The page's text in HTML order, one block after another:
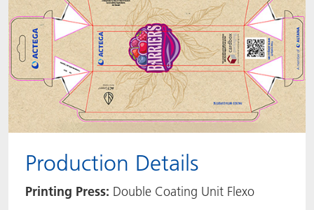
Production Details
Printing Press: Double Coating Unit Flexo